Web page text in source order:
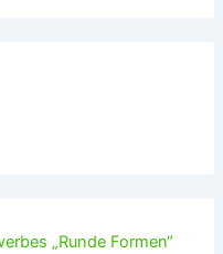
„Runde Formen“